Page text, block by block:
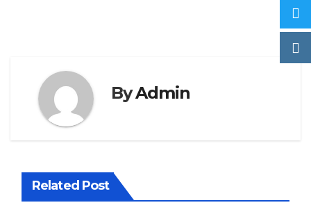
ByAdmin
Related Post